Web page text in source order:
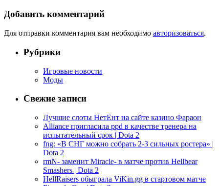
Добавить комментарий
Для отправки комментария вам необходимо авторизоваться.
Рубрики
Игровые новости
Моды
Свежие записи
Лучшие слоты НетЕнт на сайте казино Фараон
Alliance пригласила ppd в качестве тренера на
испытательный срок | Dota 2
fng: «В СНГ можно собрать 2-3 сильных ростера» |
Dota 2
rmN- заменит Miracle- в матче против Hellbear
Smashers | Dota 2
HellRaisers обыграла ViKin.gg в стартовом матче